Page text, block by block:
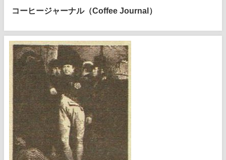
コーヒージャーナル（Coffee Journal）